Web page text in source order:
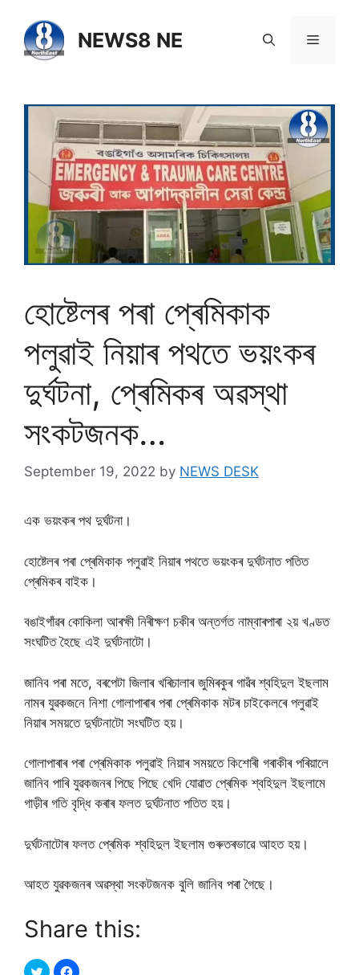
NEWS8 NE
হোষ্টেলৰ পৰা প্ৰেমিকাক
পলুৱাই নিয়াৰ পথতে ভয়ংকৰ
দুৰ্ঘটনা, প্ৰেমিকৰ অৱস্থা
সংকটজনক…
September 19, 2022 by NEWS DESK
এক ভয়ংকৰ পথ দুৰ্ঘটনা।
হোষ্টেলৰ পৰা প্ৰেমিকাক পলুৱাই নিয়াৰ পথতে ভয়ংকৰ দুৰ্ঘটনাত পতিত
প্ৰেমিকৰ বাইক।
বঙাইগাঁৱৰ কোকিলা আৰক্ষী নিৰীক্ষণ চকীৰ অন্তৰ্গত নাম্বাৰপাৰা ২য় খণ্ডত
সংঘটিত হৈছে এই দুৰ্ঘটনাটো।
জানিব পৰা মতে, বৰপেটা জিলাৰ খৰিচালাৰ জুমিৰকুৰ গাৱঁৰ শ্বহিদুল ইছলাম
নামৰ যুৱকজনে নিশা গোলাপাৰাৰ পৰা প্ৰেমিকাক মটৰ চাইকেলৰে পলুৱাই
নিয়াৰ সময়তে দুৰ্ঘটনাটো সংঘটিত হয়।
গোলাপাৰাৰ পৰা প্ৰেমিকাক পলুৱাই নিয়াৰ সময়তে কিশোৰী গৰাকীৰ পৰিয়ালে
জানিব পাৰি যুৱকজনৰ পিছে পিছে খেদি যোৱাত প্ৰেমিক শ্বহিদুল ইছলামে
গাড়ীৰ গতি বৃদ্ধি কৰাৰ ফলত দুৰ্ঘটনাত পতিত হয়।
দুৰ্ঘটনাটোৰ ফলত প্ৰেমিক শ্বহিদুল ইছলাম গুৰুতৰভাৱে আহত হয়।
আহত যুৱকজনৰ অৱস্থা সংকটজনক বুলি জানিব পৰা গৈছে।
Share this: